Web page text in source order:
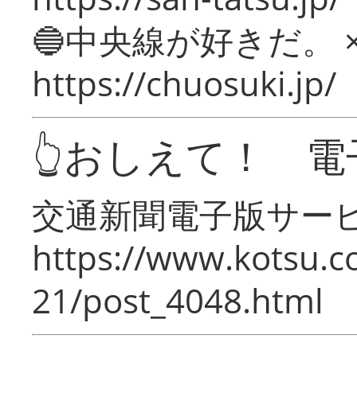
🔵中央線が好きだ。
https://chuosuki.jp/
👆おしえて！ 電
交通新聞電子版サー
https://
21/post_4048.html